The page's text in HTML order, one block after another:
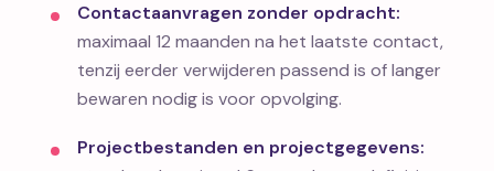
Contactaanvragen zonder opdracht:
maximaal 12 maanden na het laatste contact,
tenzij eerder verwijderen passend is of langer
bewaren nodig is voor opvolging.
Projectbestanden en projectgegevens: